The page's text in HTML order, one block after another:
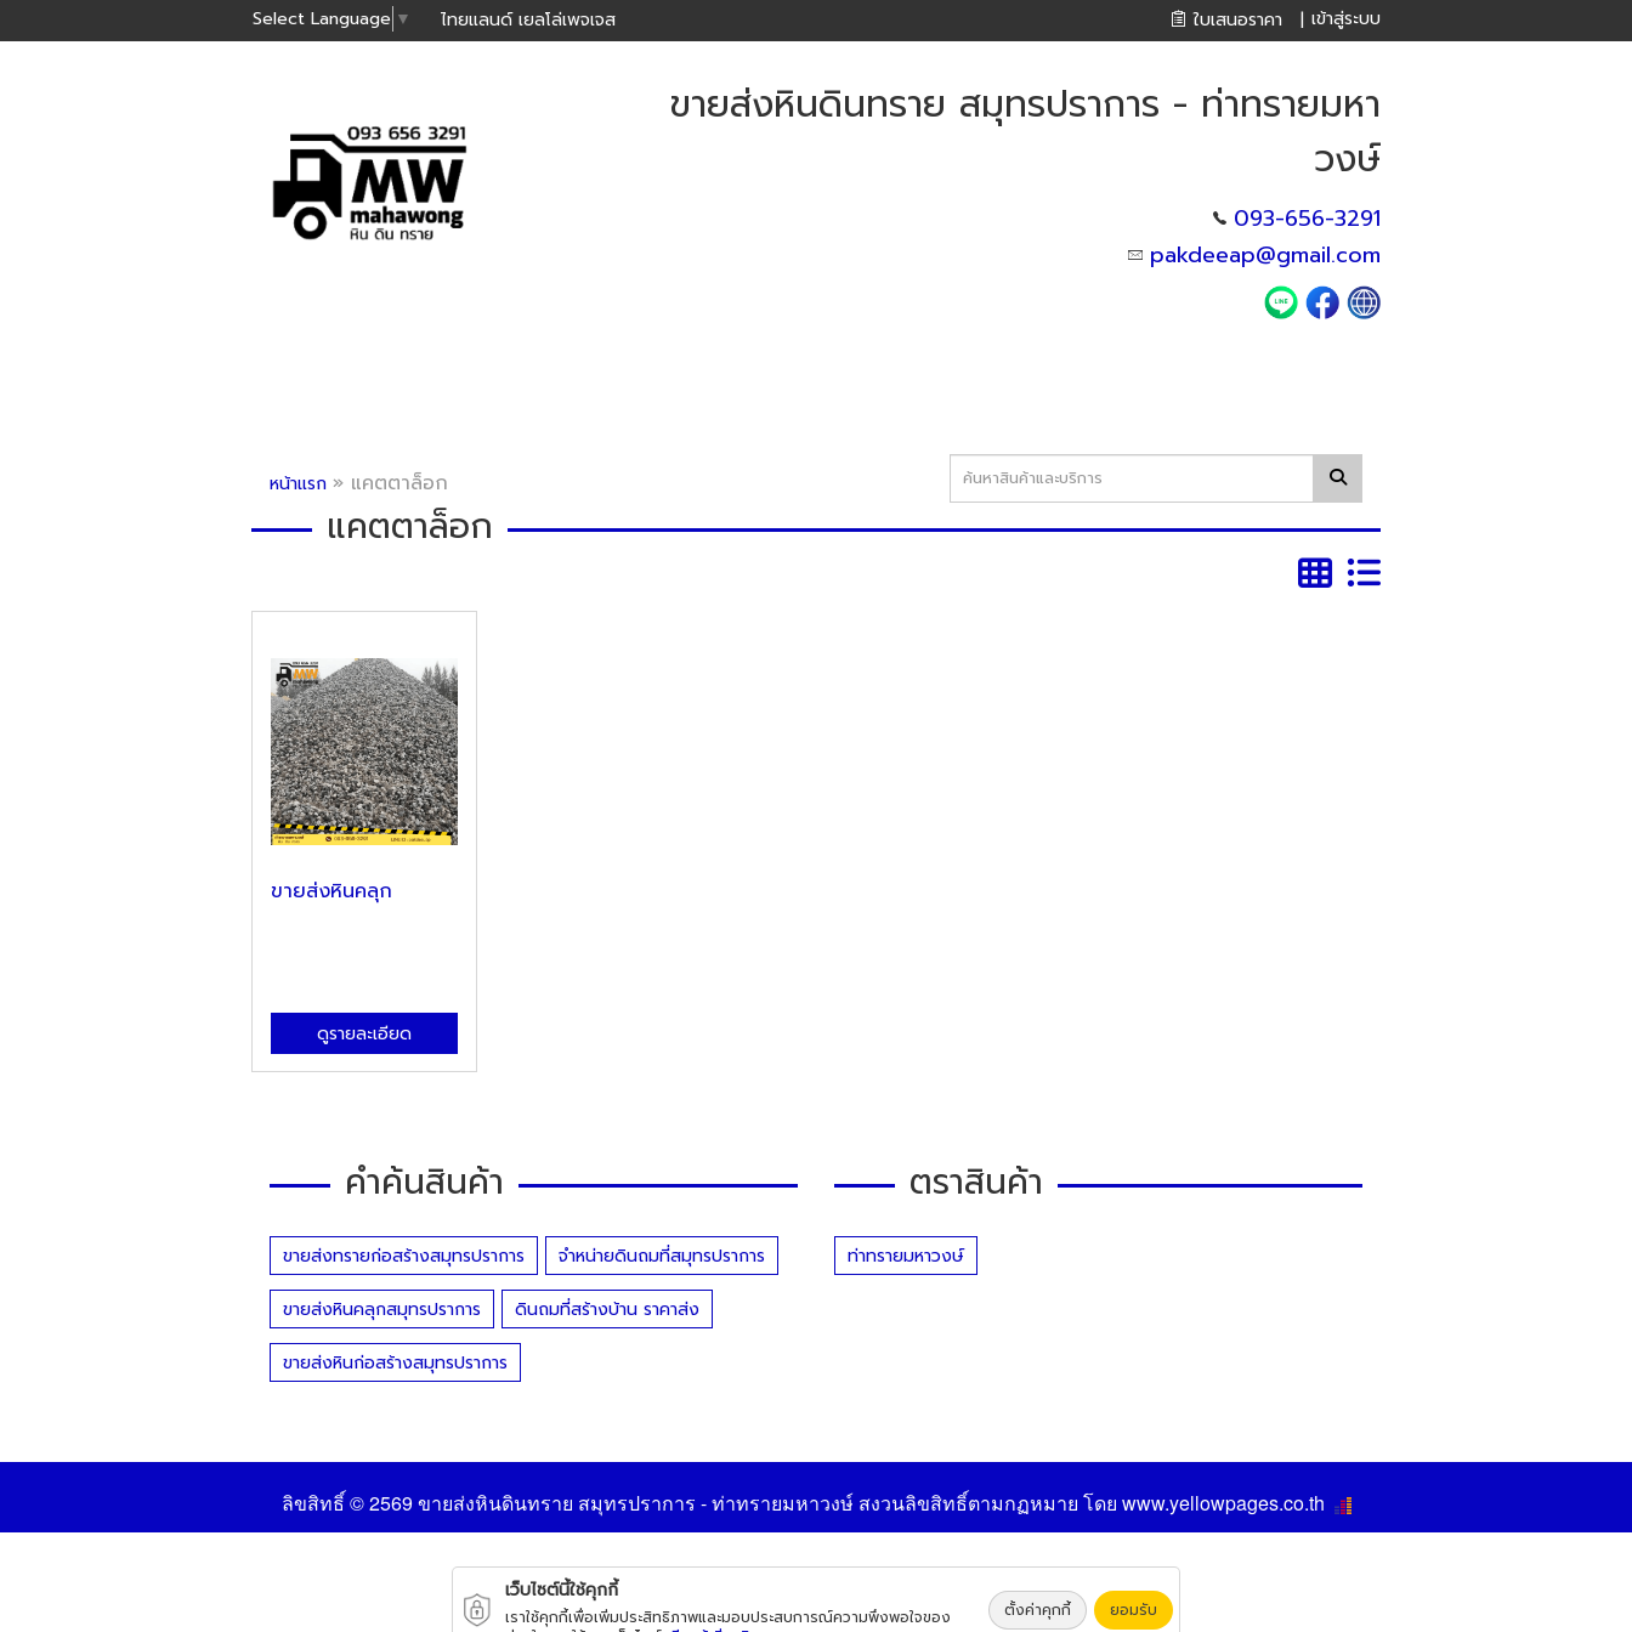
Select Language ▼ ไทยแลนด์ เยลโล่เพจเจส ใบเสนอราคา | เข้าสู่ระบบ
ขายส่งหินดินทราย สมุทรปราการ - ท่าทรายมหา
วงษ์
093-656-3291
pakdeeap@gmail.com
หน้าแรก » แคตตาล็อก
แคตตาล็อก
ขายส่งหินคลุก
ดูรายละเอียด
คำค้นสินค้า
ขายส่งทรายก่อสร้างสมุทรปราการ จำหน่ายดินถมที่สมุทรปราการ
ขายส่งหินคลุกสมุทรปราการ ดินถมที่สร้างบ้าน ราคาส่ง
ขายส่งหินก่อสร้างสมุทรปราการ
ตราสินค้า
ท่าทรายมหาวงษ์
ลิขสิทธิ์ © 2569ขายส่งหินดินทราย สมุทรปราการ - ท่าทรายมหาวงษ์สงวนลิขสิทธิ์ตามกฏหมาย โดย www.yellowpages.co.th
เว็บไซต์นี้ใช้คุกกี้
เราใช้คุกกี้เพื่อเพิ่มประสิทธิภาพและมอบประสบการณ์ความพึงพอใจของ
ตั้งค่าคุกกี้ ยอมรับ